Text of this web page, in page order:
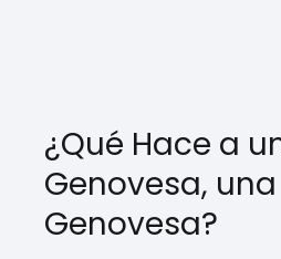
¿Qué Hace a
Genovesa,
Genovesa?